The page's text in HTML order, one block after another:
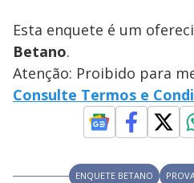
Esta enquete é um
Betano.
Atenção: Proibido para
Consulte Termos e
ENQUETE BETANO